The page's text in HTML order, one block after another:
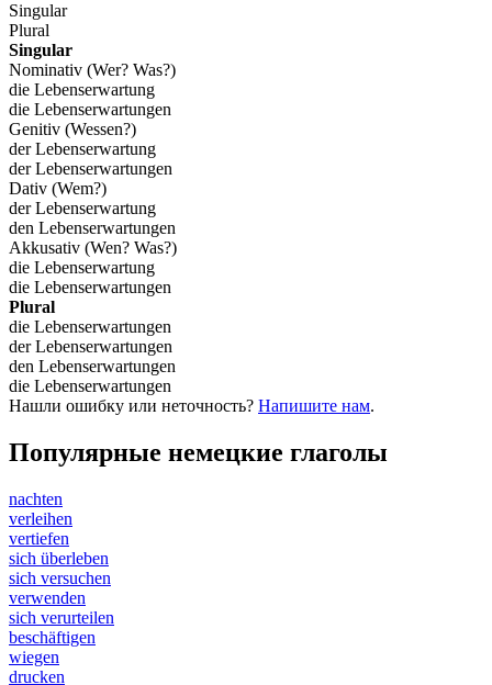
Singular
Plural
Singular
Nominativ (Wer? Was?)
die Lebenserwartung
die Lebenserwartungen
Genitiv (Wessen?)
der Lebenserwartung
der Lebenserwartungen
Dativ (Wem?)
der Lebenserwartung
den Lebenserwartungen
Akkusativ (Wen? Was?)
die Lebenserwartung
die Lebenserwartungen
Plural
die Lebenserwartungen
der Lebenserwartungen
den Lebenserwartungen
die Lebenserwartungen
Нашли ошибку или неточность? Напишите нам.
Популярные немецкие глаголы
nachten
verleihen
vertiefen
sich überleben
sich versuchen
verwenden
sich verurteilen
beschäftigen
wiegen
drucken